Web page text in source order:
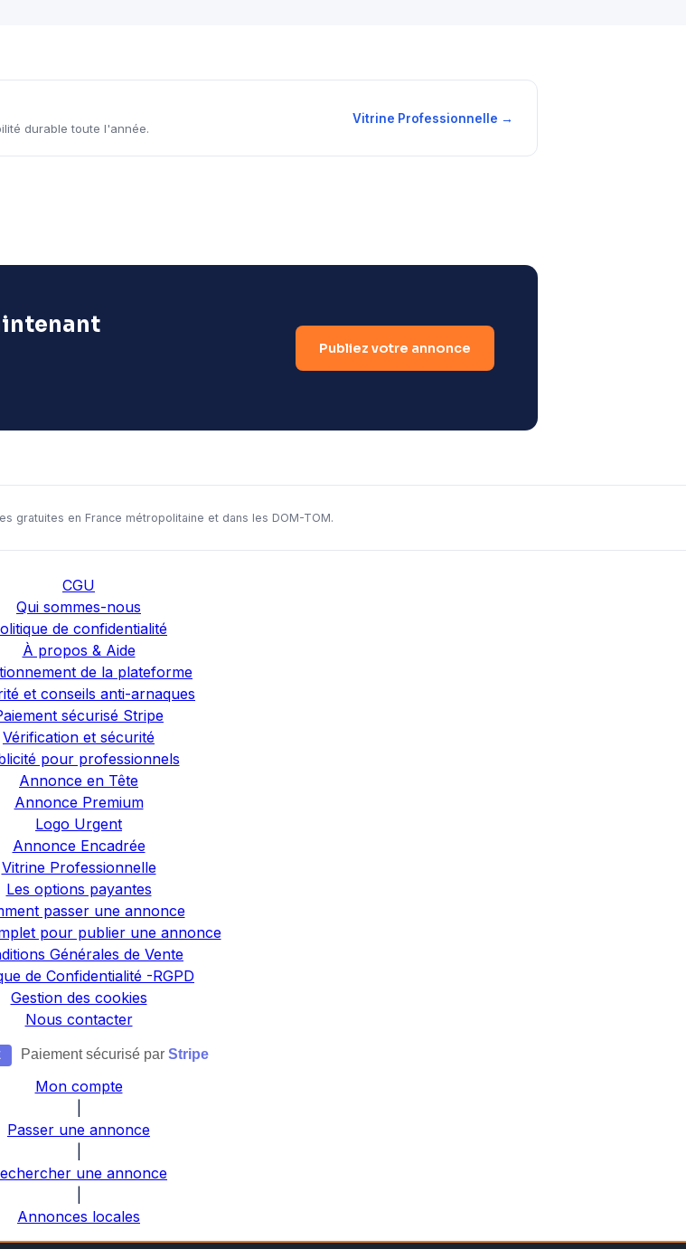
durable toute l'année.
Vitrine Professionnelle →
Publiez votre annonce
gratuites en France métropolitaine et dans les DOM-TOM.
CGU
Qui sommes-nous
de confidentialité
À propos & Aide
de la plateforme
et conseils anti-arnaques
sécurisé Stripe
Vérification et sécurité
pour professionnels
Annonce en Tête
Annonce Premium
Logo Urgent
Annonce Encadrée
Vitrine Professionnelle
Les options payantes
passer une annonce
pour publier une annonce
Générales de Vente
de Confidentialité -RGPD
Gestion des cookies
Nous contacter
Paiement sécurisé par Stripe
Mon compte
Passer une annonce
une annonce
Annonces locales